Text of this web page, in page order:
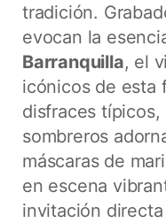
tradición.
evocan la
Barranquilla, el
icónicos de esta
disfraces típicos,
sombreros
máscaras de
en escena
invitación